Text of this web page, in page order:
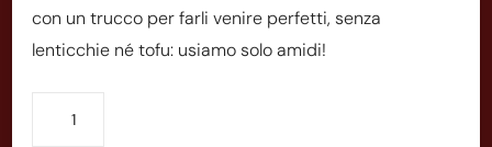
con un trucco per farli venire perfetti, senza
lenticchie né tofu: usiamo solo amidi!